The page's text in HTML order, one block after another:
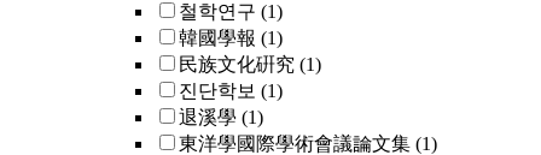
철학연구 (1)
韓國學報 (1)
民族文化硏究 (1)
진단학보 (1)
退溪學 (1)
東洋學國際學術會議論文集 (1)